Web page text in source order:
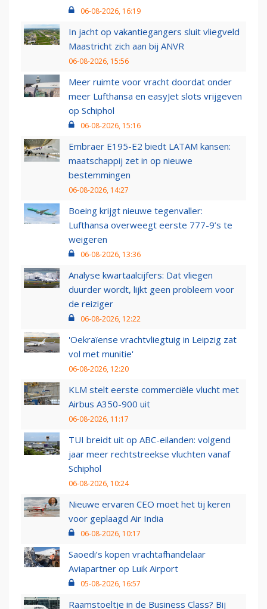
06-08-2026, 16:19
In jacht op vakantiegangers sluit vliegveld
Maastricht zich aan bij ANVR
06-08-2026, 15:56
Meer ruimte voor vracht doordat onder
meer Lufthansa en easyJet slots vrijgeven
op Schiphol
06-08-2026, 15:16
Embraer E195-E2 biedt LATAM kansen:
maatschappij zet in op nieuwe
bestemmingen
06-08-2026, 14:27
Boeing krijgt nieuwe tegenvaller:
Lufthansa overweegt eerste 777-9’s te
weigeren
06-08-2026, 13:36
Analyse kwartaalcijfers: Dat vliegen
duurder wordt, lijkt geen probleem voor
de reiziger
06-08-2026, 12:22
'Oekraïense vrachtvliegtuig in Leipzig zat
vol met munitie'
06-08-2026, 12:20
KLM stelt eerste commerciële vlucht met
Airbus A350-900 uit
06-08-2026, 11:17
TUI breidt uit op ABC-eilanden: volgend
jaar meer rechtstreekse vluchten vanaf
Schiphol
06-08-2026, 10:24
Nieuwe ervaren CEO moet het tij keren
voor geplaagd Air India
06-08-2026, 10:17
Saoedi’s kopen vrachtafhandelaar
Aviapartner op Luik Airport
05-08-2026, 16:57
Raamstoeltje in de Business Class? Bij